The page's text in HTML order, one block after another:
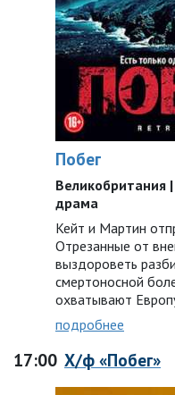
Побег
Великобритания
драма
Кейт и Мартин
Отрезанные от
выздороветь
смертоносной
охватывают
подробнее
17:00 Х/ф «Побег»